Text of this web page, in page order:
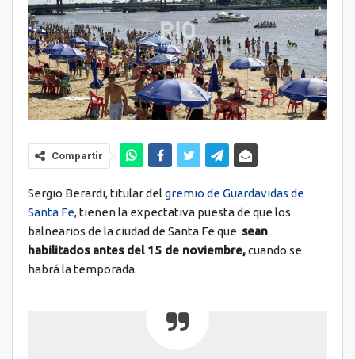
Compartir
Sergio Berardi, titular del gremio de Guardavidas de
Santa Fe, tienen la expectativa puesta de que los
balnearios de la ciudad de Santa Fe que sean
habilitados antes del 15 de noviembre,cuando se
habrá la temporada.